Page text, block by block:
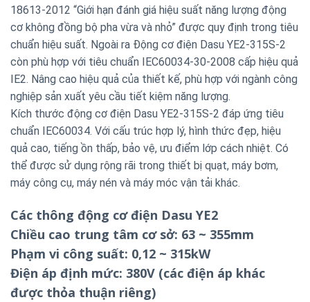
18613-2012 “Giới hạn đánh giá hiệu suất năng lượng động
cơ không đồng bộ pha vừa và nhỏ” được quy định trong tiêu
chuẩn hiệu suất. Ngoài ra Động cơ điện Dasu YE2-315S-2
còn phù hợp với tiêu chuẩn IEC60034-30-2008 cấp hiệu quả
IE2. Nâng cao hiệu quả của thiết kế, phù hợp với ngành công
nghiệp sản xuất yêu cầu tiết kiệm năng lượng.
Kích thước động cơ điện Dasu YE2-315S-2 đáp ứng tiêu
chuẩn IEC60034. Với cấu trúc hợp lý, hình thức đẹp, hiệu
quả cao, tiếng ồn thấp, bảo vệ, ưu điểm lớp cách nhiệt. Có
thể được sử dụng rộng rãi trong thiết bị quạt, máy bơm,
máy công cụ, máy nén và máy móc vận tải khác.
Các thông động cơ điện Dasu YE2
Chiều cao trung tâm cơ sở: 63 ~ 355mm
Phạm vi công suất: 0,12 ~ 315kW
Điện áp định mức: 380V (các điện áp khác
được thỏa thuận riêng)